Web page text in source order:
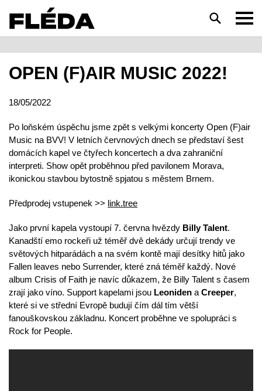
HLEDAT
OPEN (F)AIR MUSIC 2022!
18/05/2022
Po loňském úspěchu jsme zpět s velkými koncerty Open (F)air
Music na BVV! V letních červnových dnech se představí šest
domácích kapel ve čtyřech koncertech a dva zahraniční
interpreti. Show opět proběhnou před pavilonem Morava,
ikonickou stavbou bytostně spjatou s městem Brnem.
Předprodej vstupenek >> link.tree
Jako první kapela vystoupí 7. června hvězdy Billy Talent.
Kanadští emo rockeři už téměř dvě dekády určují trendy ve
světových hitparádách a na svém kontě mají desítky hitů jako
Fallen leaves nebo Surrender, které zná téměř každý. Nové
album Crisis of Faith je navíc důkazem, že Billy Talent s časem
zrají jako víno. Support kapelami jsou Leoniden a Creeper,
které si ve střední Evropě budují čím dál tím větší
fanouškovskou základnu. Koncert proběhne ve spolupráci s
Rock for People.